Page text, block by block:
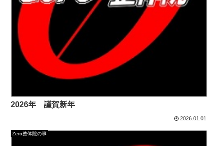
2026年 謹賀新年
2026.01.01
Zero整体院の事